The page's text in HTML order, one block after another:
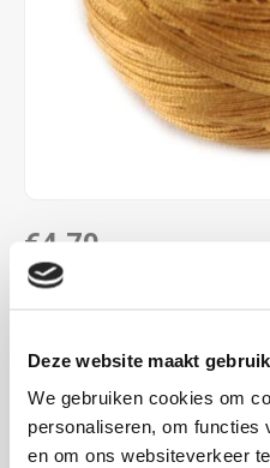
Deze website maakt
We gebruiken cookies om
personaliseren, om functies
en om ons websiteverkeer
€4,70
DIRECT LEVERBAAR
Dmc Frivolité 80 Lees meer